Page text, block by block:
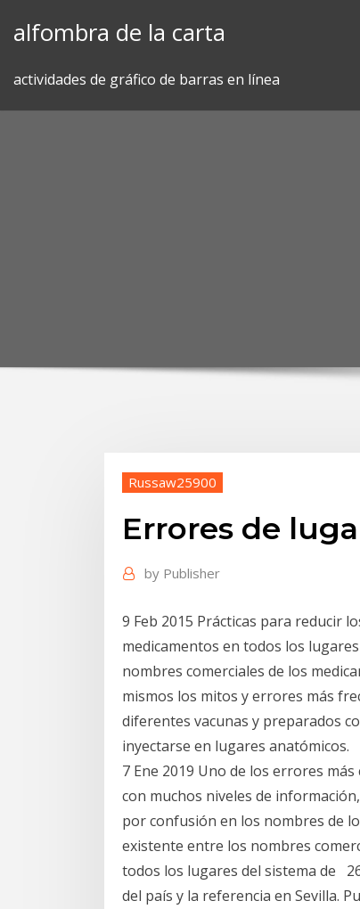
alfombra de la carta
actividades de gráfico de barras en línea
Russaw25900
Errores de
by Publisher
9 Feb 2015 Prácticas para reducir
medicamentos en todos los
nombres comerciales de los
mismos los mitos y errores más
diferentes vacunas y preparados
inyectarse en lugares anatómicos.
7 Ene 2019 Uno de los errores
con muchos niveles de
por confusión en los nombres de
existente entre los nombres
todos los lugares del sistema de
del país y la referencia en Sevilla.